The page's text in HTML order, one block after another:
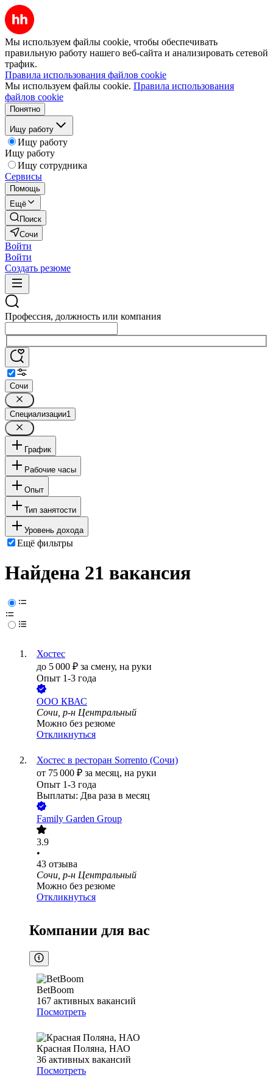
Мы используем файлы cookie, чтобы обеспечивать
правильную работу нашего веб-сайта и анализировать сетевой
трафик.
Правила использования файлов cookie
Мы используем файлы cookie. Правила использования
файлов cookie
Понятно
Ищу работу
Ищу работу
Ищу работу
Ищу сотрудника
Сервисы
Помощь
Ещё
Поиск
Сочи
Войти
Войти
Создать резюме
Профессия, должность или компания
Сочи
Специализации1
График
Рабочие часы
Опыт
Тип занятости
Уровень дохода
Ещё фильтры
Найдена 21 вакансия
Хостес
до 5 000 ₽ за смену, на руки
Опыт 1-3 года
ООО КВАС
Сочи, р-н Центральный
Можно без резюме
Откликнуться
Хостес в ресторан Sorrento (Сочи)
от 75 000 ₽ за месяц, на руки
Опыт 1-3 года
Выплаты: Два раза в месяц
Family Garden Group
3.9
•
43 отзыва
Сочи, р-н Центральный
Можно без резюме
Откликнуться
Компании для вас
BetBoom
167 активных вакансий
Посмотреть
Красная Поляна, НАО
36 активных вакансий
Посмотреть